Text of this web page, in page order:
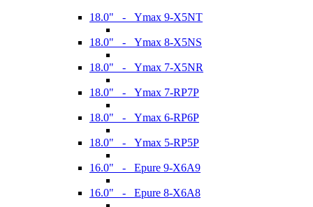
18.0" - Ymax 9-X5NT
18.0" - Ymax 8-X5NS
18.0" - Ymax 7-X5NR
18.0" - Ymax 7-RP7P
18.0" - Ymax 6-RP6P
18.0" - Ymax 5-RP5P
16.0" - Epure 9-X6A9
16.0" - Epure 8-X6A8